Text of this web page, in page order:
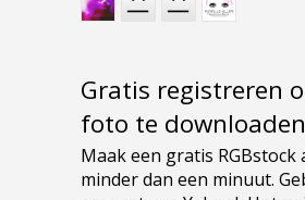
Gratis registreren
foto te downloaden